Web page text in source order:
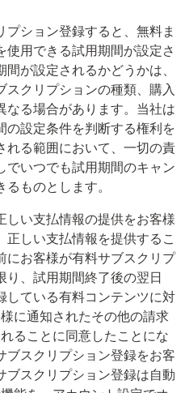
ション登録すると、無料ま
使用できる試用期間が設定さ
が設定されるかどうかは、
スクリプションの種類、購入
なる場合があります。当社は
の設定条件を判断する権利を
れる範囲において、一切の責
でいつでも試用期間のキャン
ものとします。
しい支払情報の提供をお客様
正しい支払情報を提供するこ
にお客様が有料サブスクリプ
り、試用期間終了後の翌日
している有料コンテンツに対
に通知されたその他の請求
ることに同意したことにな
ブスクリプション登録をお客
ブスクリプション登録は自動